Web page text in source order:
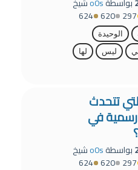
297
620
624
الوحيدة
ليس
لها
تتحدث
رسمية في
بواسطةo0sشيخ
297
620
624